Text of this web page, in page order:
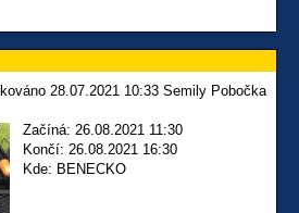
28.07.2021 10:33 Semily Pobočka
Začíná: 26.08.2021 11:30
Končí: 26.08.2021 16:30
Kde: BENECKO